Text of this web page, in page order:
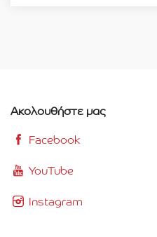
Ακολουθήστε μας
Facebook
YouTube
Instagram